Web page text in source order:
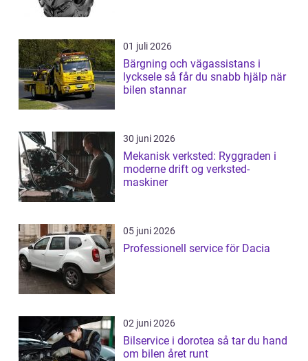
01 juli 2026
Bärgning och vägassistans i
lycksele så får du snabb hjälp när
bilen stannar
30 juni 2026
Mekanisk verksted: Ryggraden i
moderne drift og verksted-
maskiner
05 juni 2026
Professionell service för Dacia
02 juni 2026
Bilservice i dorotea så tar du hand
om bilen året runt